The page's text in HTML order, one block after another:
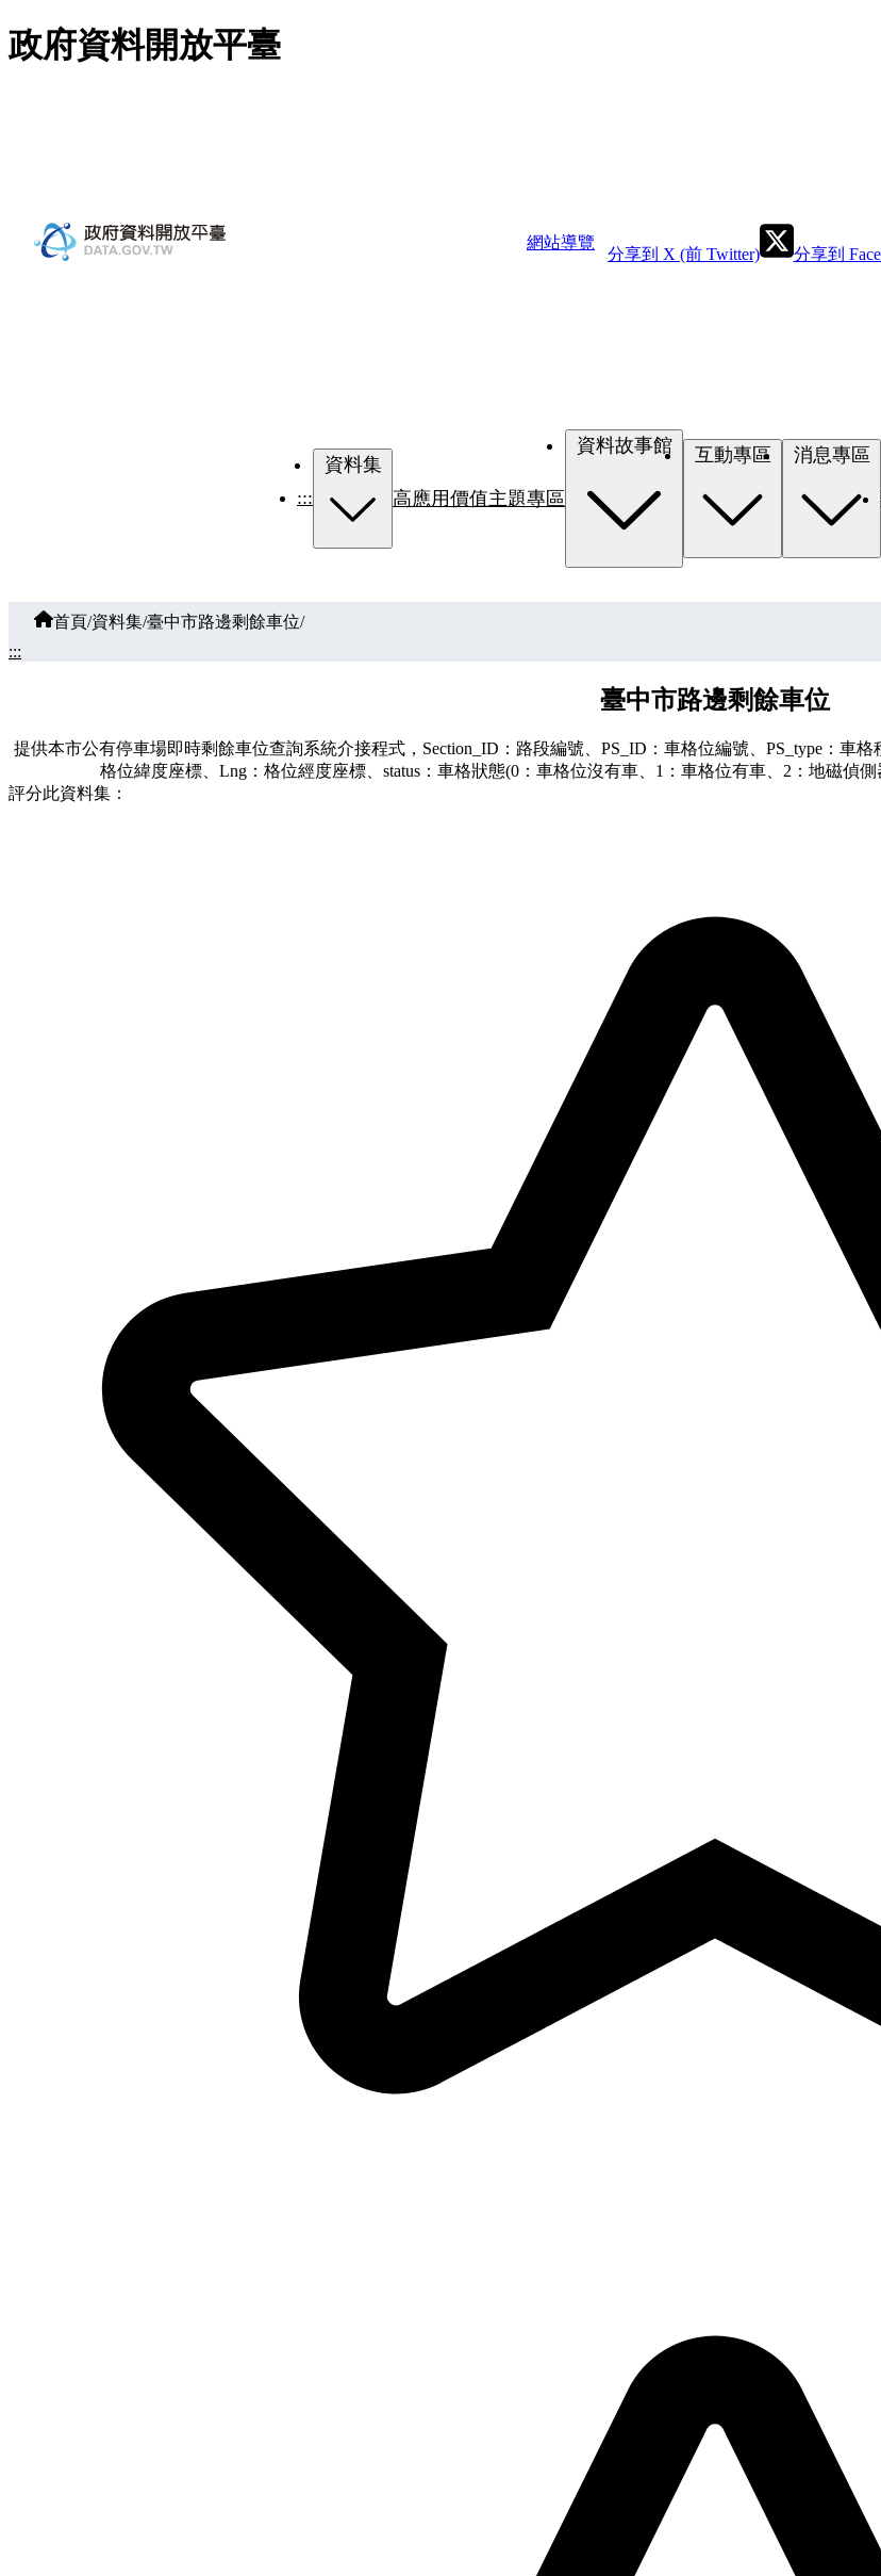
跳至主要內容
政府資料開放平臺
網站導覽
分享到 X (前 Twitter) 分享到
:::
資料集
高應用價值主題專區
資料故事館
首頁/資料集/臺中市路邊剩餘車位/
:::
臺中市路邊剩餘車位
提供本市公有停車場即時剩餘車位查詢系統介接程式，Section_ID：路段編號、PS_ID：車格位編號、PS_type：車
格位緯度座標、Lng：格位經度座標、status：車格狀態(0：車格位沒有車、1：車格位有車、2：地磁偵
評分此資料集：